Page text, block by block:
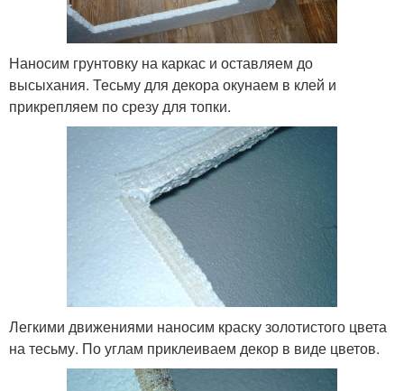
Наносим грунтовку на каркас и оставляем до
высыхания. Тесьму для декора окунаем в клей и
прикрепляем по срезу для топки.
Легкими движениями наносим краску золотистого цвета
на тесьму. По углам приклеиваем декор в виде цветов.